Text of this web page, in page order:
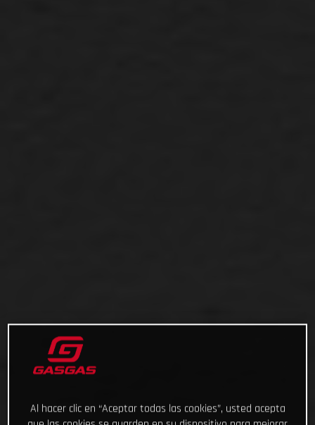
Al hacer clic en “Aceptar todas las cookies”, usted acepta